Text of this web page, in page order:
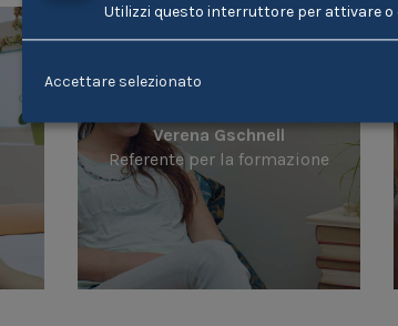
Verena Gschnell
Referente per la formazione
Utilizzi questo interruttore per attivare
Accettare selezionato